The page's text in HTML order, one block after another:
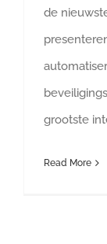
de
grootste
Read More